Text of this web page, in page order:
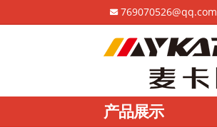
769070526@qq.com
产品展示